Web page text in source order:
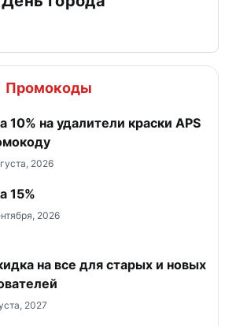
Промокоды
10% на удалители краски APS
2026
15%
2026
на все для старых и новых
2027